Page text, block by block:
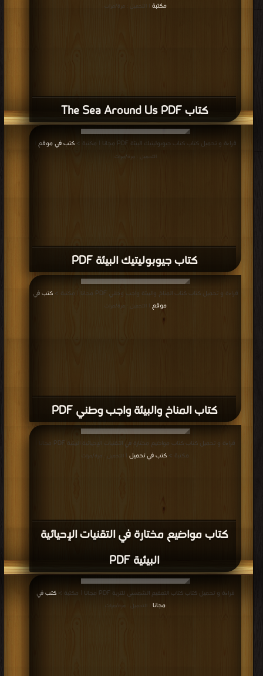
كتاب The Sea Around Us PDF
مكتبة
| التحميل : مرة/مرات
كتاب جيوبوليتيك البيئة PDF
قراءة و تحميل كتاب كتاب جيوبوليتيك البيئة PDF مجانا | مكتبة > كتب في موقع
التحميل : مرة/مرات
كتاب المناخ والبيئة واجب وطني PDF
قراءة و تحميل كتاب كتاب المناخ والبيئة واجب وطني PDF مجانا | مكتبة >
كتب في
موقع
| التحميل : مرة/مرات
كتاب مواضيع مختارة في التقنيات الإحيائية
البيئية PDF
قراءة و تحميل كتاب كتاب مواضيع مختارة في التقنيات الإحيائية البيئية PDF مجانا |
مكتبة > كتب في تحميل | التحميل : مرة/مرات
قراءة و تحميل كتاب كتاب التعقيم الشمسى للتربة PDF مجانا | مكتبة >
كتب في
مجانا | التحميل : مرة/مرات